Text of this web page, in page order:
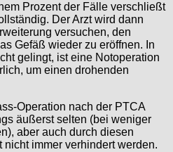
Prozent der Fälle verschließt
Der Arzt wird dann
versuchen, den
Gefäß wieder zu eröffnen. In
gelingt, ist eine Notoperation
um einen drohenden
Operation nach der PTCA
äußerst selten (bei weniger
aber auch durch diesen
immer verhindert werden.